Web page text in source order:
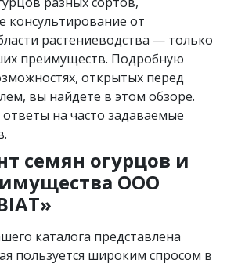
консультирование от
растениеводства — только
преимуществ. Подробную
открытых перед
вы найдете в этом обзоре.
на часто задаваемые
семян огурцов и
OOO
каталога представлена
пользуется широким спросом в